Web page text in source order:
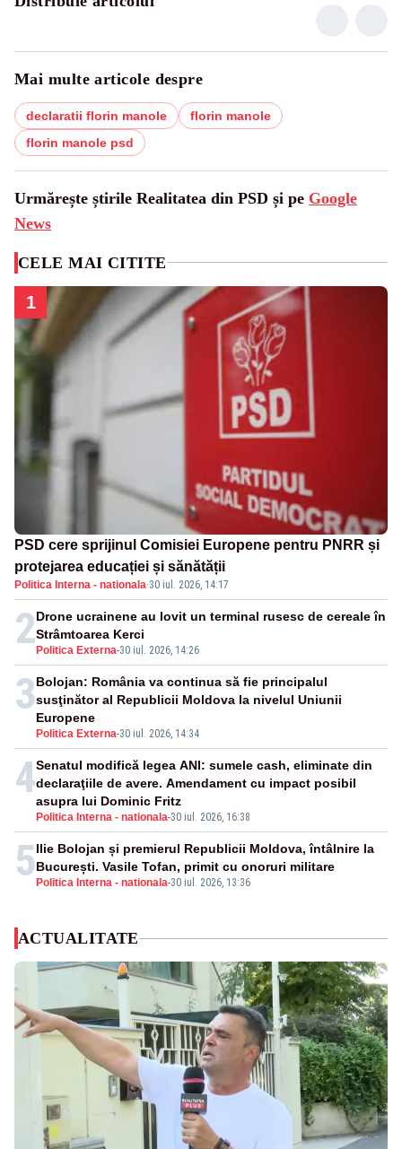
Mai multe articole despre
declaratii florin manole
florin manole
florin manole psd
Urmărește știrile Realitatea din PSD și pe Google
News
CELE MAI CITITE
1
PSD cere sprijinul Comisiei Europene pentru PNRR și
protejarea educației și sănătății
Politica Interna - nationala·30 iul. 2026, 14:17
2 Politica Externa-30 iul. 2026, 14:26
Drone ucrainene au lovit un terminal rusesc de cereale în
Strâmtoarea Kerci
3
Politica Externa-30 iul. 2026, 14:34
Bolojan: România va continua să fie principalul
susţinător al Republicii Moldova la nivelul Uniunii
Europene
4
Politica Interna - nationala-30 iul. 2026, 16:38
Senatul modifică legea ANI: sumele cash, eliminate din
declaraţiile de avere. Amendament cu impact posibil
asupra lui Dominic Fritz
5 Politica Interna - nationala-30 iul. 2026, 13:36
Ilie Bolojan și premierul Republicii Moldova, întâlnire la
București. Vasile Tofan, primit cu onoruri militare
ACTUALITATE